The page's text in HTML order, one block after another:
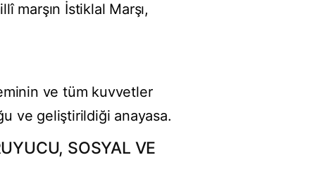
marşın İstiklal Marşı,
ve tüm kuvvetler
ve geliştirildiği anayasa.
SOSYAL VE